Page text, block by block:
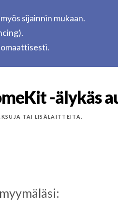
sijainnin mukaan.
-älykäs
TAI LISÄLAITTEITA.